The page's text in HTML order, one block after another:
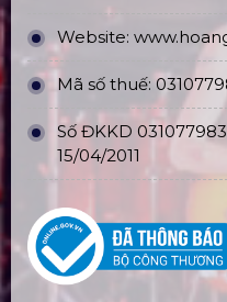
Website:
Mã số thuế:
Số ĐKKD
15/04/2011